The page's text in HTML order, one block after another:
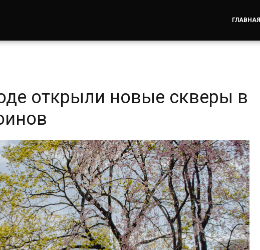
ГЛАВНАЯ
открыли новые скверы в